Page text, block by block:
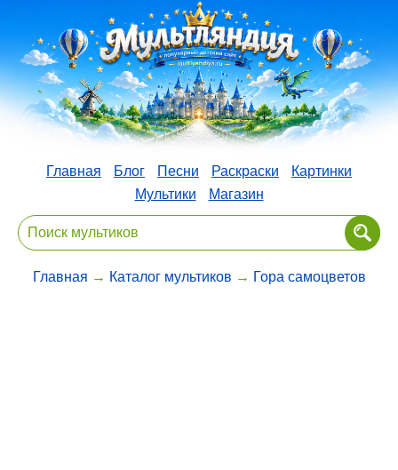
Главная Блог Песни Раскраски
Картинки
Мультики
Магазин
Главная → Каталог мультиков → Гора самоцветов